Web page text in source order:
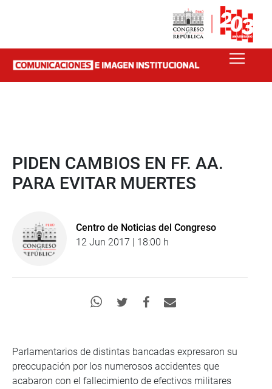
PIDEN CAMBIOS EN FF. AA.
PARA EVITAR MUERTES
Centro de Noticias del Congreso
12 Jun 2017 | 18:00 h
Parlamentarios de distintas bancadas expresaron su
preocupación por los numerosos accidentes que
acabaron con el fallecimiento de efectivos militares